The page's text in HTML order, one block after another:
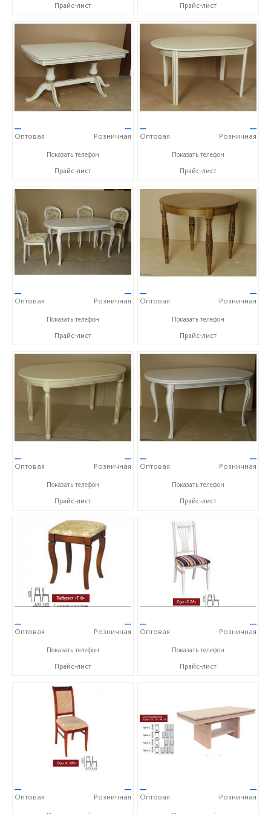
Прайс-лист Прайс-лист
—
Оптовая
—
Розничная
+7 (4872) 73-07-56
Показать телефон
Прайс-лист
—
Оптовая
—
Розничная
+7 (4872) 73-07-56
Показать телефон
Прайс-лист
—
Оптовая
—
Розничная
+7 (4872) 73-07-56
Показать телефон
Прайс-лист
—
Оптовая
—
Розничная
+7 (4872) 73-07-56
Показать телефон
Прайс-лист
—
Оптовая
—
Розничная
+7 (4872) 73-07-56
Показать телефон
Прайс-лист
—
Оптовая
—
Розничная
+7 (4872) 73-07-56
Показать телефон
Прайс-лист
—
Оптовая
—
Розничная
+7 (4872) 73-07-56
Показать телефон
Прайс-лист
—
Оптовая
—
Розничная
+7 (4872) 73-07-56
Показать телефон
Прайс-лист
—
Оптовая
—
Розничная
—
Оптовая
—
Розничная